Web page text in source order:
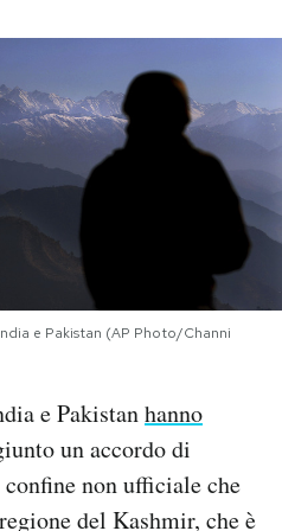
e Pakistan (AP Photo/Channi
e Pakistanhanno
un accordo di
non ufficiale che
del Kashmir, che è